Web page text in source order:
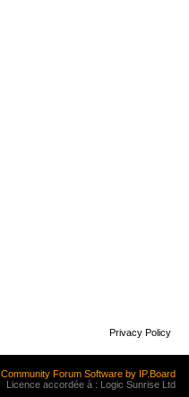
Privacy Policy
Community Forum Software by IP.Board
Licence accordée à : Logic Sunrise Ltd